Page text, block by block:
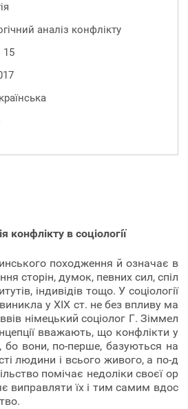
аналіз конфлікту
15
конфлікту в соціології
походження й означає в
сторін, думок, певних сил, спіл
індивідів тощо. У соціології
у XIX ст. не без впливу ма
німецький соціолог Г. Зіммел
вважають, що конфлікти у
бо вони, по-перше, базуються на
людини і всього живого, а по-д
помічає недоліки своєї ор
виправляти їх і тим самим вдос